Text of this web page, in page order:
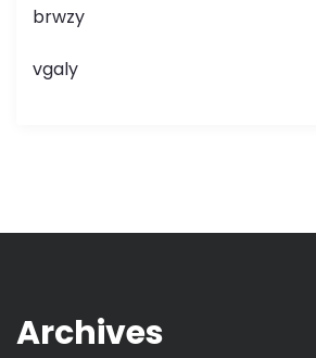
brwzy
vgaly
Archives